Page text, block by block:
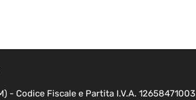
- Codice Fiscale e Partita I.V.A. 12658471003